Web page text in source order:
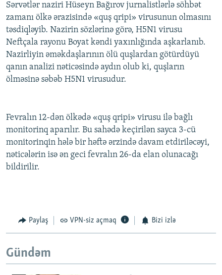
Sərvətlər naziri Hüseyn Bağırov jurnalistlərlə söhbət
zamanı ölkə ərazisində «quş qripi» virusunun olmasını
təsdiqləyib. Nazirin sözlərinə görə, H5N1 virusu
Neftçala rayonu Boyat kəndi yaxınlığında aşkarlanıb.
Nazirliyin əməkdaşlarının ölü quşlardan götürdüyü
qanın analizi nəticəsində aydın olub ki, quşların
ölməsinə səbəb H5N1 virusudur.
Fevralın 12-dən ölkədə «quş qripi» virusu ilə bağlı
monitorinq aparılır. Bu sahədə keçirilən sayca 3-cü
monitorinqin hələ bir həftə ərzində davam etdiriləcəyi,
nəticələrin isə ən geci fevralın 26-da elan olunacağı
bildirilir.
Paylaş VPN-siz açmaq Bizi izlə
Gündəm